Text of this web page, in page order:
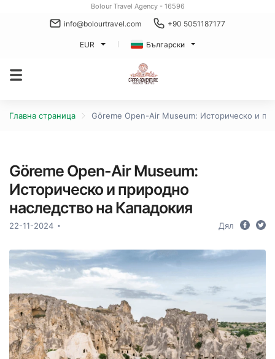
Bolour Travel Agency - 16596
info@bolourtravel.com +90 5051187177
EUR Български
Главна страница Göreme Open-Air Museum: Историческо и
Göreme Open-Air Museum:
Историческо и природно
наследство на Кападокия
22-11-2024 Дял